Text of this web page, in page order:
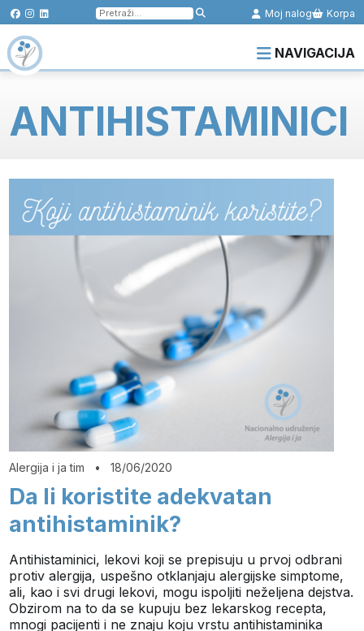
Pretraga
za:
Moj nalog Korpa
NAVIGACIJA
ANTIHISTAMINICI
Alergija i ja tim •18/06/2020
Da li koristite adekvatan
antihistaminik?
Antihistaminici, lekovi koji se prepisuju u prvoj odbrani
protiv alergija, uspešno otklanjaju alergijske simptome,
ali, kao i svi drugi lekovi, mogu ispoljiti neželjena dejstva.
Obzirom na to da se kupuju bez lekarskog recepta,
mnogi pacijenti i ne znaju koju vrstu antihistaminika